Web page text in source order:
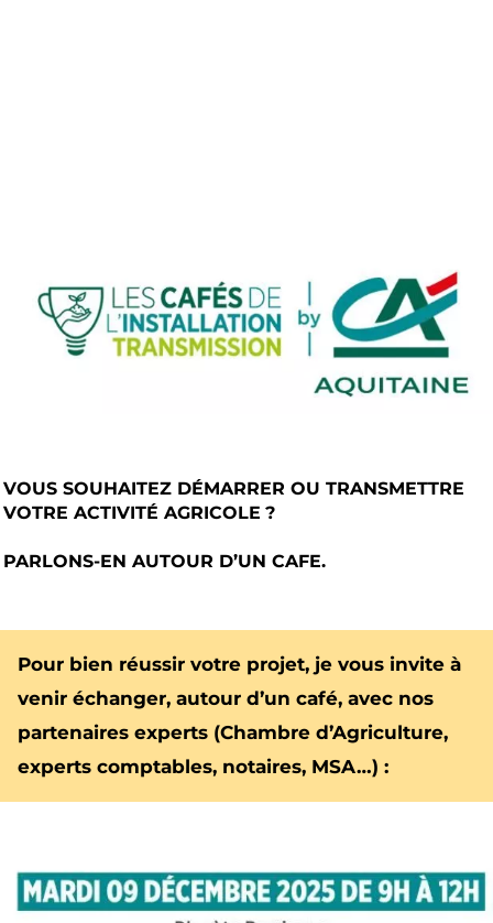
VOUS SOUHAITEZ DÉMARRER OU TRANSMETTRE
VOTRE ACTIVITÉ AGRICOLE ?
PARLONS-EN AUTOUR D’UN CAFE.
Pour bien réussir votre projet, je vous invite à
venir échanger, autour d’un café, avec nos
partenaires experts (Chambre d’Agriculture,
experts comptables, notaires, MSA…) :